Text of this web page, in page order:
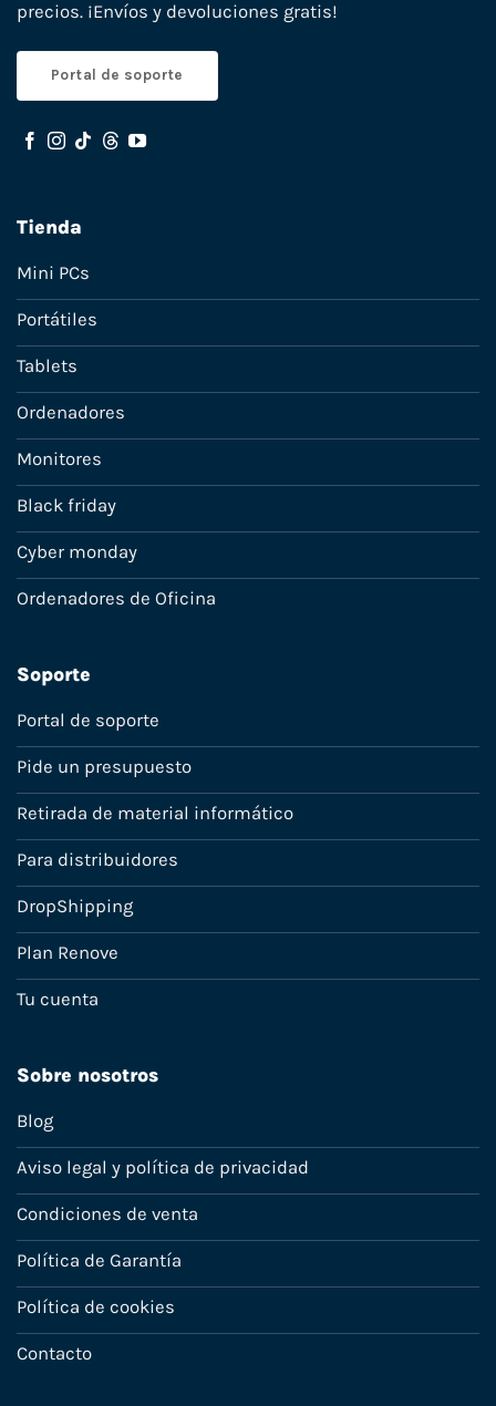
precios. ¡Envíos y devoluciones gratis!
Portal de soporte
Tienda
Mini PCs
Portátiles
Tablets
Ordenadores
Monitores
Black friday
Cyber monday
Ordenadores de Oficina
Soporte
Portal de soporte
Pide un presupuesto
Retirada de material informático
Para distribuidores
DropShipping
Plan Renove
Tu cuenta
Sobre nosotros
Blog
Aviso legal y política de privacidad
Condiciones de venta
Política de Garantía
Política de cookies
Contacto